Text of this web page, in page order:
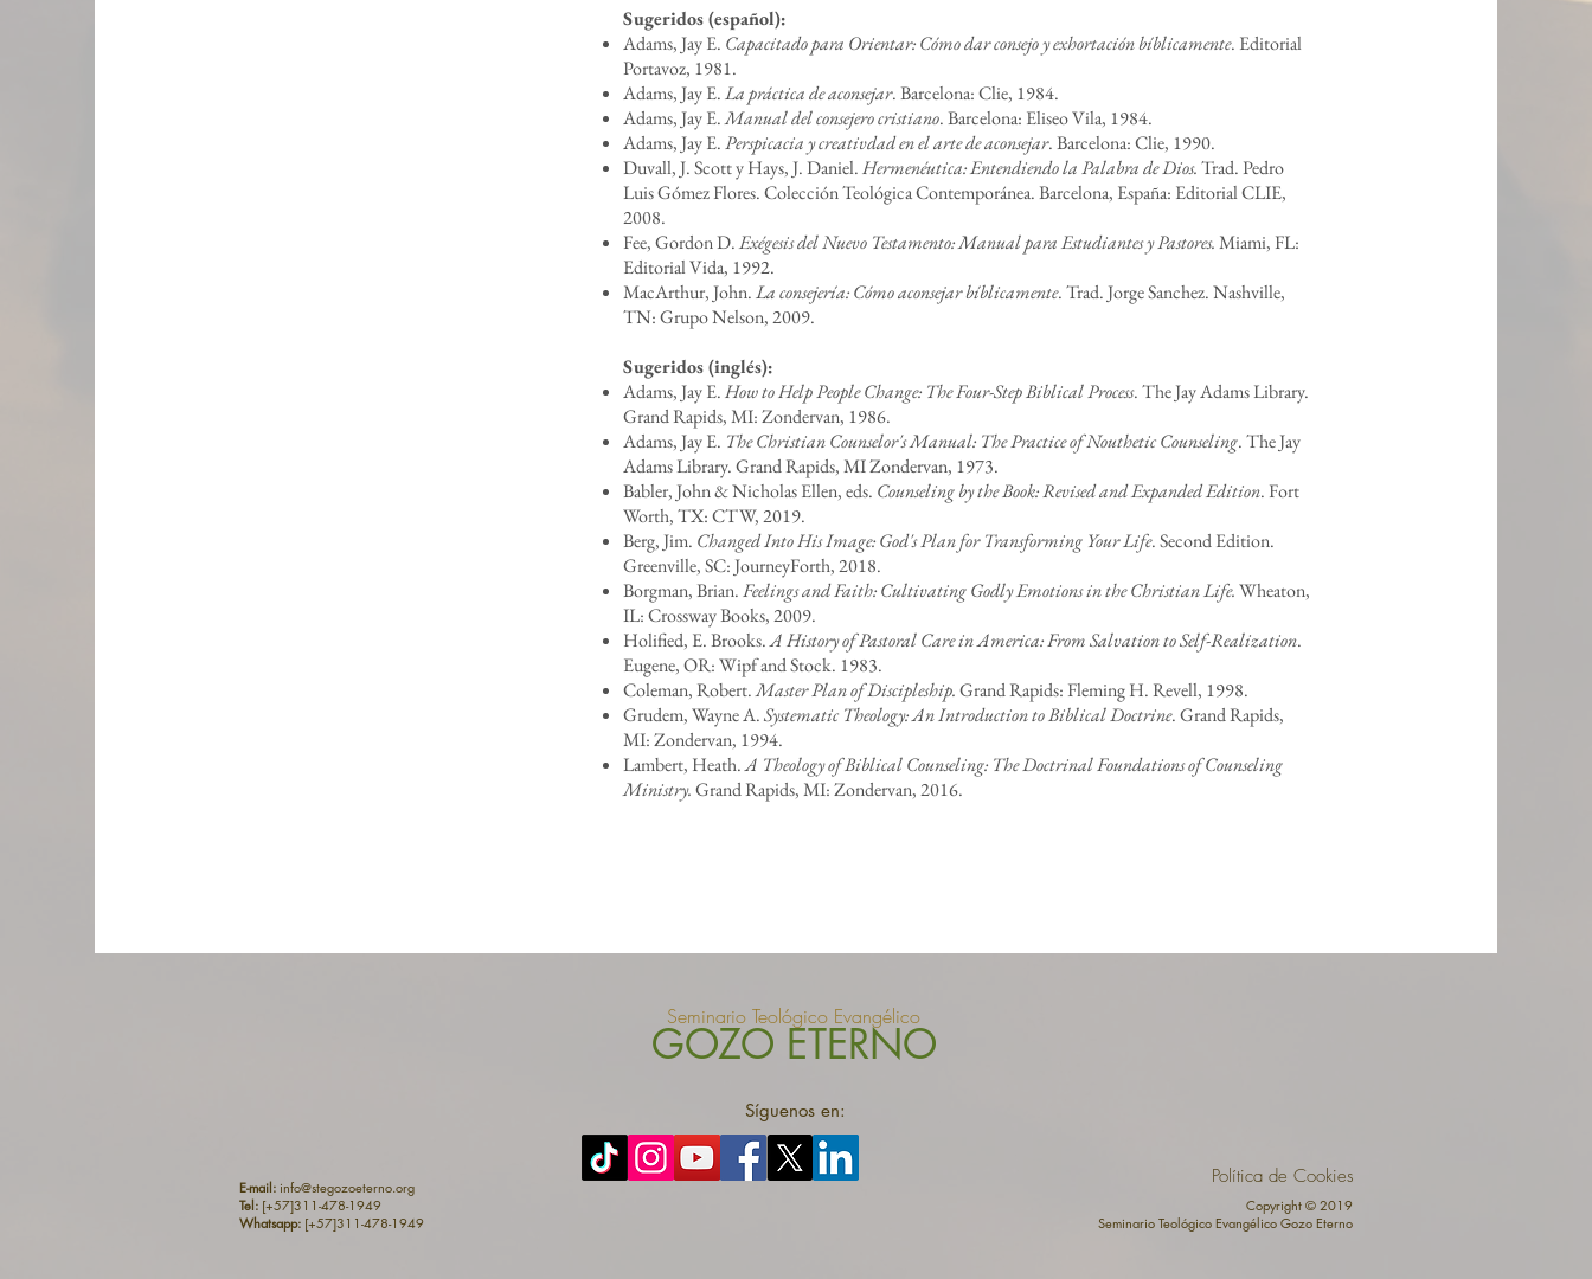
Sugeridos (español):
Adams, Jay E. Capacitado para Orientar: Cómo dar consejo y exhortación bíblicamente. Editorial
Portavoz, 1981.
Adams, Jay E.La práctica de aconsejar. Barcelona: Clie, 1984.
Adams, Jay E.Manual del consejero cristiano. Barcelona: Eliseo Vila, 1984.
Adams, Jay E.Perspicacia y creativdad en el arte de aconsejar. Barcelona: Clie, 1990.
Duvall, J. Scott y Hays, J. Daniel.Hermenéutica: Entendiendo la Palabra de Dios.Trad. Pedro
Luis Gómez Flores. Colección Teológica Contemporánea. Barcelona, España: Editorial CLIE,
2008.
Fee, Gordon D.Exégesis del Nuevo Testamento: Manual para Estudiantes y Pastores.Miami, FL:
Editorial Vida, 1992.
MacArthur, John.La consejería: Cómo aconsejar bíblicamente. Trad. Jorge Sanchez. Nashville,
TN: Grupo Nelson, 2009.
Sugeridos (inglés):
Adams, Jay E.How to Help People Change: The Four-Step Biblical Process. The Jay Adams Library.
Grand Rapids, MI: Zondervan, 1986.
Adams, Jay E. The Christian Counselor's Manual: The Practice of Nouthetic Counseling. The Jay
Adams Library. Grand Rapids, MI Zondervan, 1973.
Babler, John & Nicholas Ellen, eds. Counseling by the Book: Revised and Expanded Edition. Fort
Worth, TX: CTW, 2019.
Berg, Jim. Changed Into His Image: God's Plan for Transforming Your Life. Second Edition.
Greenville, SC: JourneyForth, 2018.
Borgman, Brian.Feelings and Faith: Cultivating Godly Emotions in the Christian Life.Wheaton,
IL: Crossway Books, 2009.
Holified, E. Brooks.A History of Pastoral Care in America: From Salvation to Self-Realization.
Eugene, OR: Wipf and Stock. 1983.
Coleman, Robert.Master Plan of Discipleship.Grand Rapids: Fleming H. Revell, 1998.
Grudem, Wayne A.Systematic Theology: An Introduction to Biblical Doctrine. Grand Rapids,
MI: Zondervan, 1994.
Lambert, Heath.A Theology of Biblical Counseling: The Doctrinal Foundations of Counseling
Ministry.Grand Rapids, MI: Zondervan, 2016.
Seminario Teológico Evangélico
GOZO ETERNO
Síguenos en:
E-mail: info@stegozoeterno.org
Tel: [+57]311-478-1949
Whatsapp: [+57]311-478-1949
Política de Cookies
Copyright © 2019
Seminario Teológico Evangélico Gozo Eterno